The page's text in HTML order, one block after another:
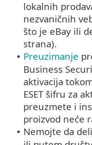
lokalnih
nezvaničnih
što je eBay ili
strana).
• Preuzimanje
Business
aktivacija
ESET šifru za
preuzmete i
proizvod neće
• Nemojte da